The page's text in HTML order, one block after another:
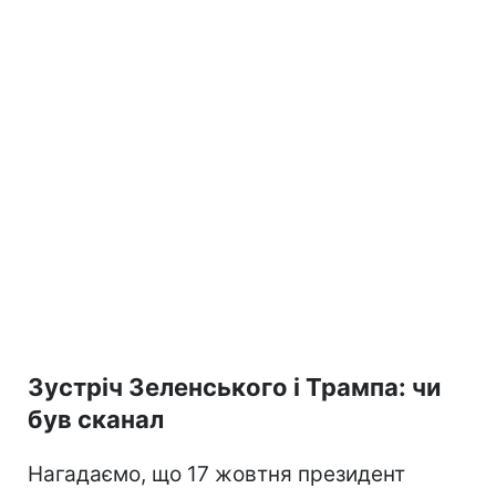
Зустріч Зеленського і Трампа: чи
був сканал
Нагадаємо, що 17 жовтня президент